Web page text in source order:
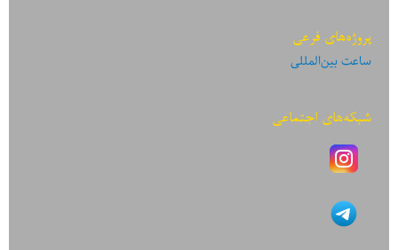
پروژه‌های فرعی
ساعت بین‌المللی
شبکه‌های اجتماعی